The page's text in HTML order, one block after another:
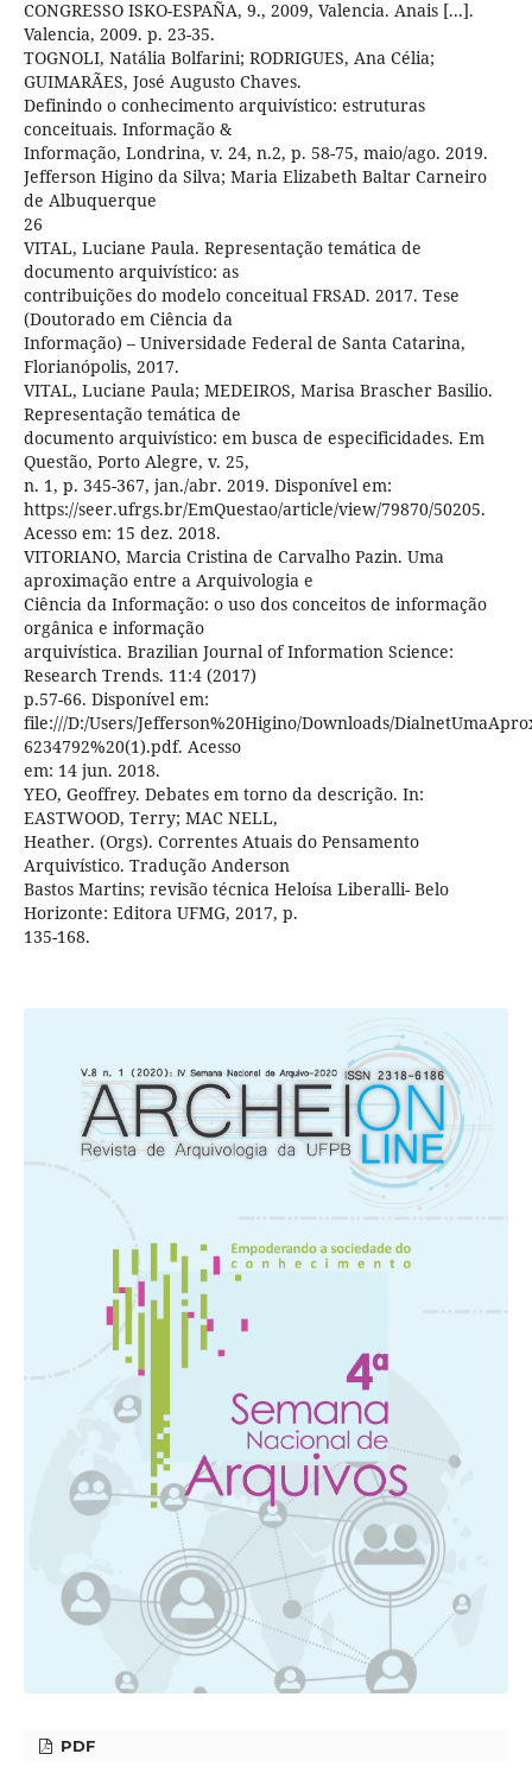
CONGRESSO ISKO-ESPAÑA, 9., 2009, Valencia. Anais [...].
Valencia, 2009. p. 23-35.
TOGNOLI, Natália Bolfarini; RODRIGUES, Ana Célia;
GUIMARÃES, José Augusto Chaves.
Definindo o conhecimento arquivístico: estruturas
conceituais. Informação &
Informação, Londrina, v. 24, n.2, p. 58-75, maio/ago. 2019.
Jefferson Higino da Silva; Maria Elizabeth Baltar Carneiro
de Albuquerque
26
VITAL, Luciane Paula. Representação temática de
documento arquivístico: as
contribuições do modelo conceitual FRSAD. 2017. Tese
(Doutorado em Ciência da
Informação) – Universidade Federal de Santa Catarina,
Florianópolis, 2017.
VITAL, Luciane Paula; MEDEIROS, Marisa Brascher Basilio.
Representação temática de
documento arquivístico: em busca de especificidades. Em
Questão, Porto Alegre, v. 25,
n. 1, p. 345-367, jan./abr. 2019. Disponível em:
https://seer.ufrgs.br/EmQuestao/article/view/79870/50205.
Acesso em: 15 dez. 2018.
VITORIANO, Marcia Cristina de Carvalho Pazin. Uma
aproximação entre a Arquivologia e
Ciência da Informação: o uso dos conceitos de informação
orgânica e informação
arquivística. Brazilian Journal of Information Science:
Research Trends. 11:4 (2017)
p.57-66. Disponível em:
file:///D:/Users/Jefferson%20Higino/Downloads/
6234792%20(1).pdf. Acesso
em: 14 jun. 2018.
YEO, Geoffrey. Debates em torno da descrição. In:
EASTWOOD, Terry; MAC NELL,
Heather. (Orgs). Correntes Atuais do Pensamento
Arquivístico. Tradução Anderson
Bastos Martins; revisão técnica Heloísa Liberalli- Belo
Horizonte: Editora UFMG, 2017, p.
135-168.
PDF